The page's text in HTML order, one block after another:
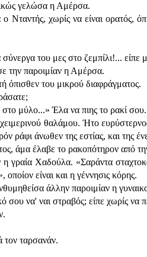
γελώσα η Αμέρσα.
χωρίς να είναι ορατός,
του μες στο ζεμπίλι!... είπε
την παροιμίαν η Αμέρσα.
του μικρού διαφράγματος.
μύλο...» Έλα να πιης το ρακί σου.
θαλάμου. Ήτο
ράφι άνωθεν της εστίας, και της
άμα έλαβε το ρακοπότηρον από
Χαδούλα. «Σαράντα
είναι και η γέννησις κόρης.
άλλην παροιμίαν η
να' ναι στραβός; είπε χωρίς να
τον ταρσανάν.